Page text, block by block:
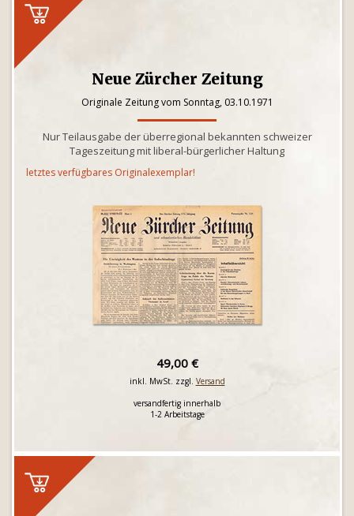
Neue Zürcher Zeitung
Originale Zeitung vom Sonntag, 03.10.1971
Nur Teilausgabe der überregional bekannten schweizer
Tageszeitung mit liberal-bürgerlicher Haltung
letztes verfügbares Originalexemplar!
49,00 €
inkl. MwSt. zzgl. Versand
versandfertig innerhalb
1-2 Arbeitstage